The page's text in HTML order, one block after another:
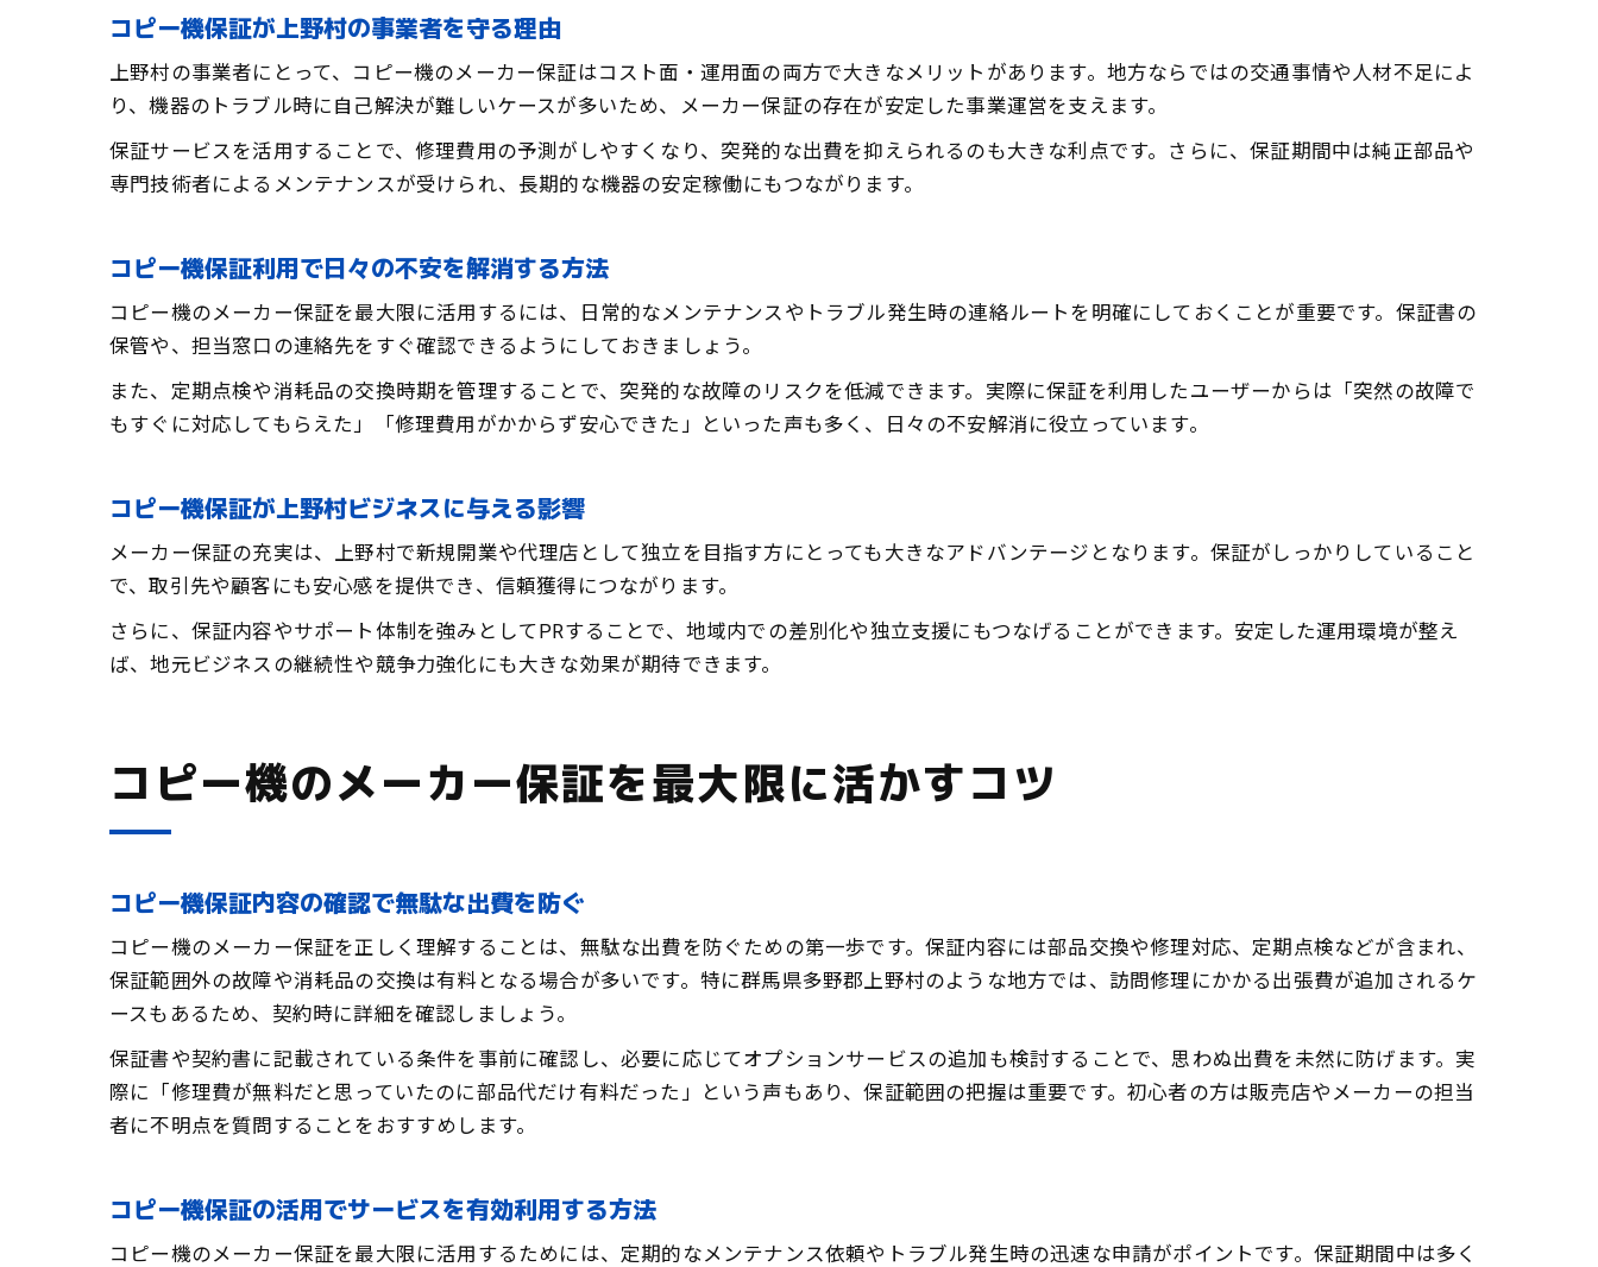
安定した事業運営を支えるコピー機保証の選び方
コピー機保証が事業運営に与える安心効果
コピー機保証の選択で経営リスクを軽減する
コピー機保証付きで安定運用するためのポイント
コピー機保証を活かした長期安定経営の秘訣
コピー機保証を活かした独立開業の始め方
コピー機保証利用で独立支援を強化するコツ
コピー機保証が上野村の事業者を守る理由
上野村の事業者にとって、コピー機のメーカー保証はコスト面・運用面の両方で大きなメリットがあります。地方ならではの交通事情や人材不足によ
り、機器のトラブル時に自己解決が難しいケースが多いため、メーカー保証の存在が安定した事業運営を支えます。
保証サービスを活用することで、修理費用の予測がしやすくなり、突発的な出費を抑えられるのも大きな利点です。さらに、保証期間中は純正部品や
専門技術者によるメンテナンスが受けられ、長期的な機器の安定稼働にもつながります。
コピー機保証利用で日々の不安を解消する方法
コピー機のメーカー保証を最大限に活用するには、日常的なメンテナンスやトラブル発生時の連絡ルートを明確にしておくことが重要です。保証書の
保管や、担当窓口の連絡先をすぐ確認できるようにしておきましょう。
また、定期点検や消耗品の交換時期を管理することで、突発的な故障のリスクを低減できます。実際に保証を利用したユーザーからは「突然の故障で
もすぐに対応してもらえた」「修理費用がかからず安心できた」といった声も多く、日々の不安解消に役立っています。
コピー機保証が上野村ビジネスに与える影響
メーカー保証の充実は、上野村で新規開業や代理店として独立を目指す方にとっても大きなアドバンテージとなります。保証がしっかりしていること
で、取引先や顧客にも安心感を提供でき、信頼獲得につながります。
さらに、保証内容やサポート体制を強みとしてPRすることで、地域内での差別化や独立支援にもつなげることができます。安定した運用環境が整え
ば、地元ビジネスの継続性や競争力強化にも大きな効果が期待できます。
コピー機のメーカー保証を最大限に活かすコツ
コピー機保証内容の確認で無駄な出費を防ぐ
コピー機のメーカー保証を正しく理解することは、無駄な出費を防ぐための第一歩です。保証内容には部品交換や修理対応、定期点検などが含まれ、
保証範囲外の故障や消耗品の交換は有料となる場合が多いです。特に群馬県多野郡上野村のような地方では、訪問修理にかかる出張費が追加されるケ
ースもあるため、契約時に詳細を確認しましょう。
保証書や契約書に記載されている条件を事前に確認し、必要に応じてオプションサービスの追加も検討することで、思わぬ出費を未然に防げます。実
際に「修理費が無料だと思っていたのに部品代だけ有料だった」という声もあり、保証範囲の把握は重要です。初心者の方は販売店やメーカーの担当
者に不明点を質問することをおすすめします。
コピー機保証の活用でサービスを有効利用する方法
コピー機のメーカー保証を最大限に活用するためには、定期的なメンテナンス依頼やトラブル発生時の迅速な申請がポイントです。保証期間中は多く